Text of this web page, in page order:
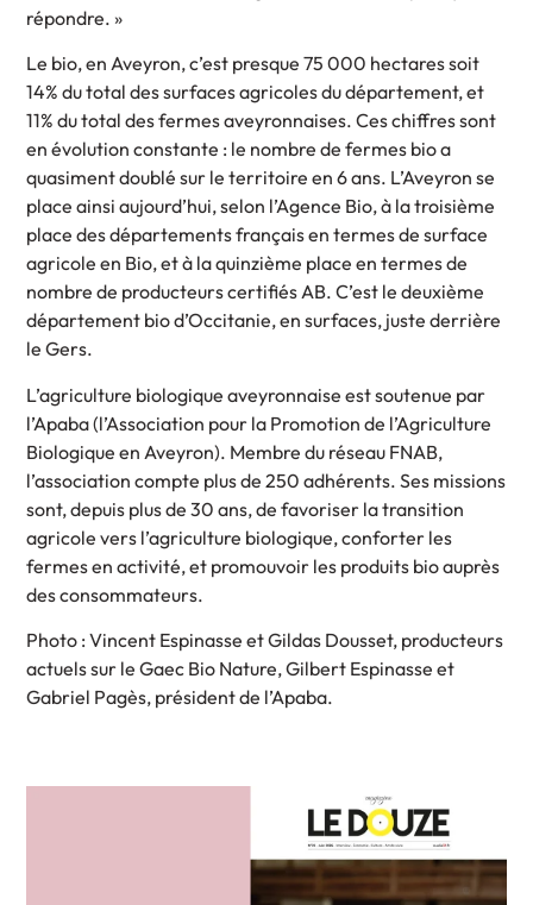
répondre. »
Le bio, en Aveyron, c’est presque 75 000 hectares soit
14% du total des surfaces agricoles du département, et
11% du total des fermes aveyronnaises. Ces chiffres sont
en évolution constante : le nombre de fermes bio a
quasiment doublé sur le territoire en 6 ans. L’Aveyron se
place ainsi aujourd’hui, selon l’Agence Bio, à la troisième
place des départements français en termes de surface
agricole en Bio, et à la quinzième place en termes de
nombre de producteurs certifiés AB. C’est le deuxième
département bio d’Occitanie, en surfaces, juste derrière
le Gers.
L’agriculture biologique aveyronnaise est soutenue par
l’Apaba (l’Association pour la Promotion de l’Agriculture
Biologique en Aveyron). Membre du réseau FNAB,
l’association compte plus de 250 adhérents. Ses missions
sont, depuis plus de 30 ans, de favoriser la transition
agricole vers l’agriculture biologique, conforter les
fermes en activité, et promouvoir les produits bio auprès
des consommateurs.
Photo : Vincent Espinasse et Gildas Dousset, producteurs
actuels sur le Gaec Bio Nature, Gilbert Espinasse et
Gabriel Pagès, président de l’Apaba.